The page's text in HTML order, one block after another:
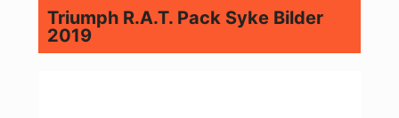
Triumph R.A.T. Pack Syke Bilder
2019